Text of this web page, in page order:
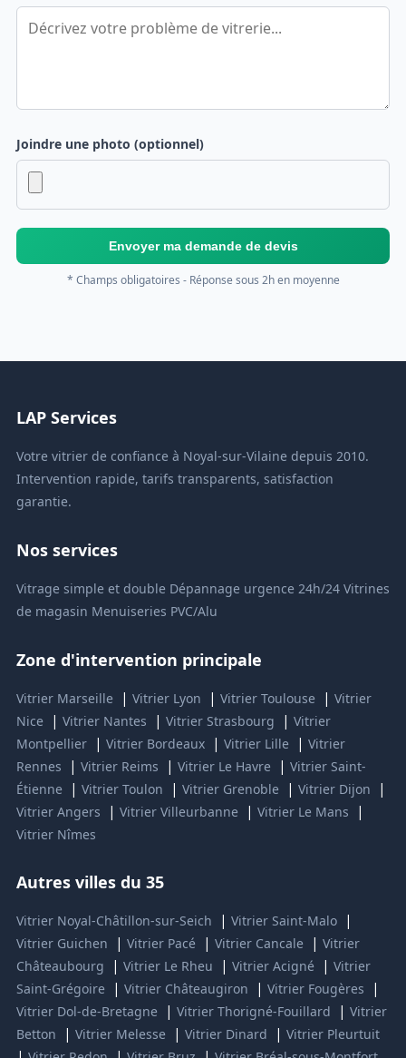
Joindre une photo (optionnel)
Envoyer ma demande de devis
* Champs obligatoires - Réponse sous 2h en moyenne
LAP Services
Votre vitrier de confiance à Noyal-sur-Vilaine depuis 2010.
Intervention rapide, tarifs transparents, satisfaction
garantie.
Nos services
Vitrage simple et double Dépannage urgence 24h/24 Vitrines
de magasin Menuiseries PVC/Alu
Zone d'intervention principale
Vitrier Marseille | Vitrier Lyon | Vitrier Toulouse | Vitrier
Nice
| Vitrier Nantes | Vitrier Strasbourg | Vitrier
Montpellier | Vitrier Bordeaux | Vitrier Lille | Vitrier
Rennes
| Vitrier Reims | Vitrier Le Havre | Vitrier Saint-
Étienne
| Vitrier Toulon | Vitrier Grenoble | Vitrier Dijon |
Vitrier Angers | Vitrier Villeurbanne | Vitrier Le Mans |
Vitrier Nîmes
Autres villes du 35
Vitrier Noyal-Châtillon-sur-Seich | Vitrier Saint-Malo |
Vitrier Guichen | Vitrier Pacé | Vitrier Cancale | Vitrier
Châteaubourg
| Vitrier Le Rheu | Vitrier Acigné | Vitrier
Saint-Grégoire
| Vitrier Châteaugiron | Vitrier Fougères |
Vitrier Dol-de-Bretagne | Vitrier Thorigné-Fouillard | Vitrier
Betton
| Vitrier Melesse | Vitrier Dinard | Vitrier Pleurtuit